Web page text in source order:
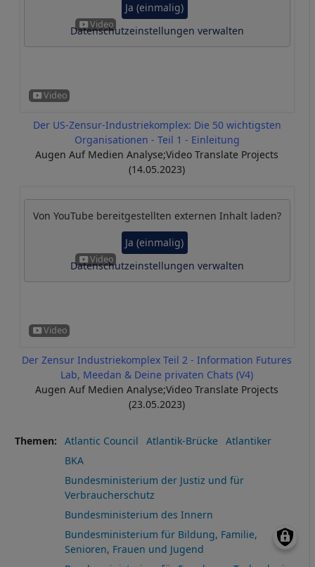
Ja (einmalig)
Datenschutzeinstellungen verwalten
Der US-Zensur-Industriekomplex: Die 50 wichtigsten
Organisationen - Teil 1 - Einleitung
Augen Auf Medien Analyse;Video Translate Projects
(14.05.2023)
Von YouTube bereitgestellten externen Inhalt laden?
Ja (einmalig)
Datenschutzeinstellungen verwalten
Der Zensur Industriekomplex Teil 2 - Information Futures
Lab, Meedan & Deine privaten Chats (V4)
Augen Auf Medien Analyse;Video Translate Projects
(23.05.2023)
Themen Atlantic Council Atlantik-Brücke
Atlantiker
BKA
Bundesministerium der Justiz und für
Verbraucherschutz
Bundesministerium des Innern
Bundesministerium für Bildung, Familie,
Senioren, Frauen und Jugend